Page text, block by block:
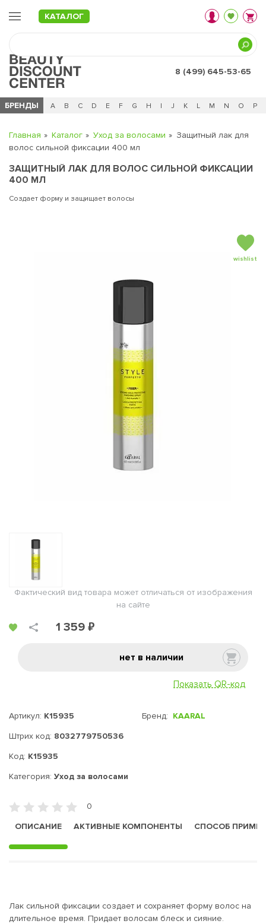
КАТАЛОГ
8 (499) 645-53-65
БРЕНДЫ
Ч 0 - 9 A B C D E F G H I J K L M N O P
Главная Каталог Уход за волосами
Защитный лак для
волос сильной фиксации 400 мл
ЗАЩИТНЫЙ ЛАК ДЛЯ ВОЛОС СИЛЬНОЙ ФИКСАЦИИ
400 МЛ
Создает форму и защищает волосы
wishlist
Фактический вид товара может отличаться от изображения
на сайте
1 359 ₽
нет в наличии
Показать QR-код
Артикул: K15935
Штрих код: 8032779750536
Код: K15935
Бренд: KAARAL
Категория: Уход за волосами
0
ОПИСАНИЕ
АКТИВНЫЕ КОМПОНЕНТЫ СПОСОБ
Лак сильной фиксации создает и сохраняет форму волос на
длительное время. Придает волосам блеск и сияние.